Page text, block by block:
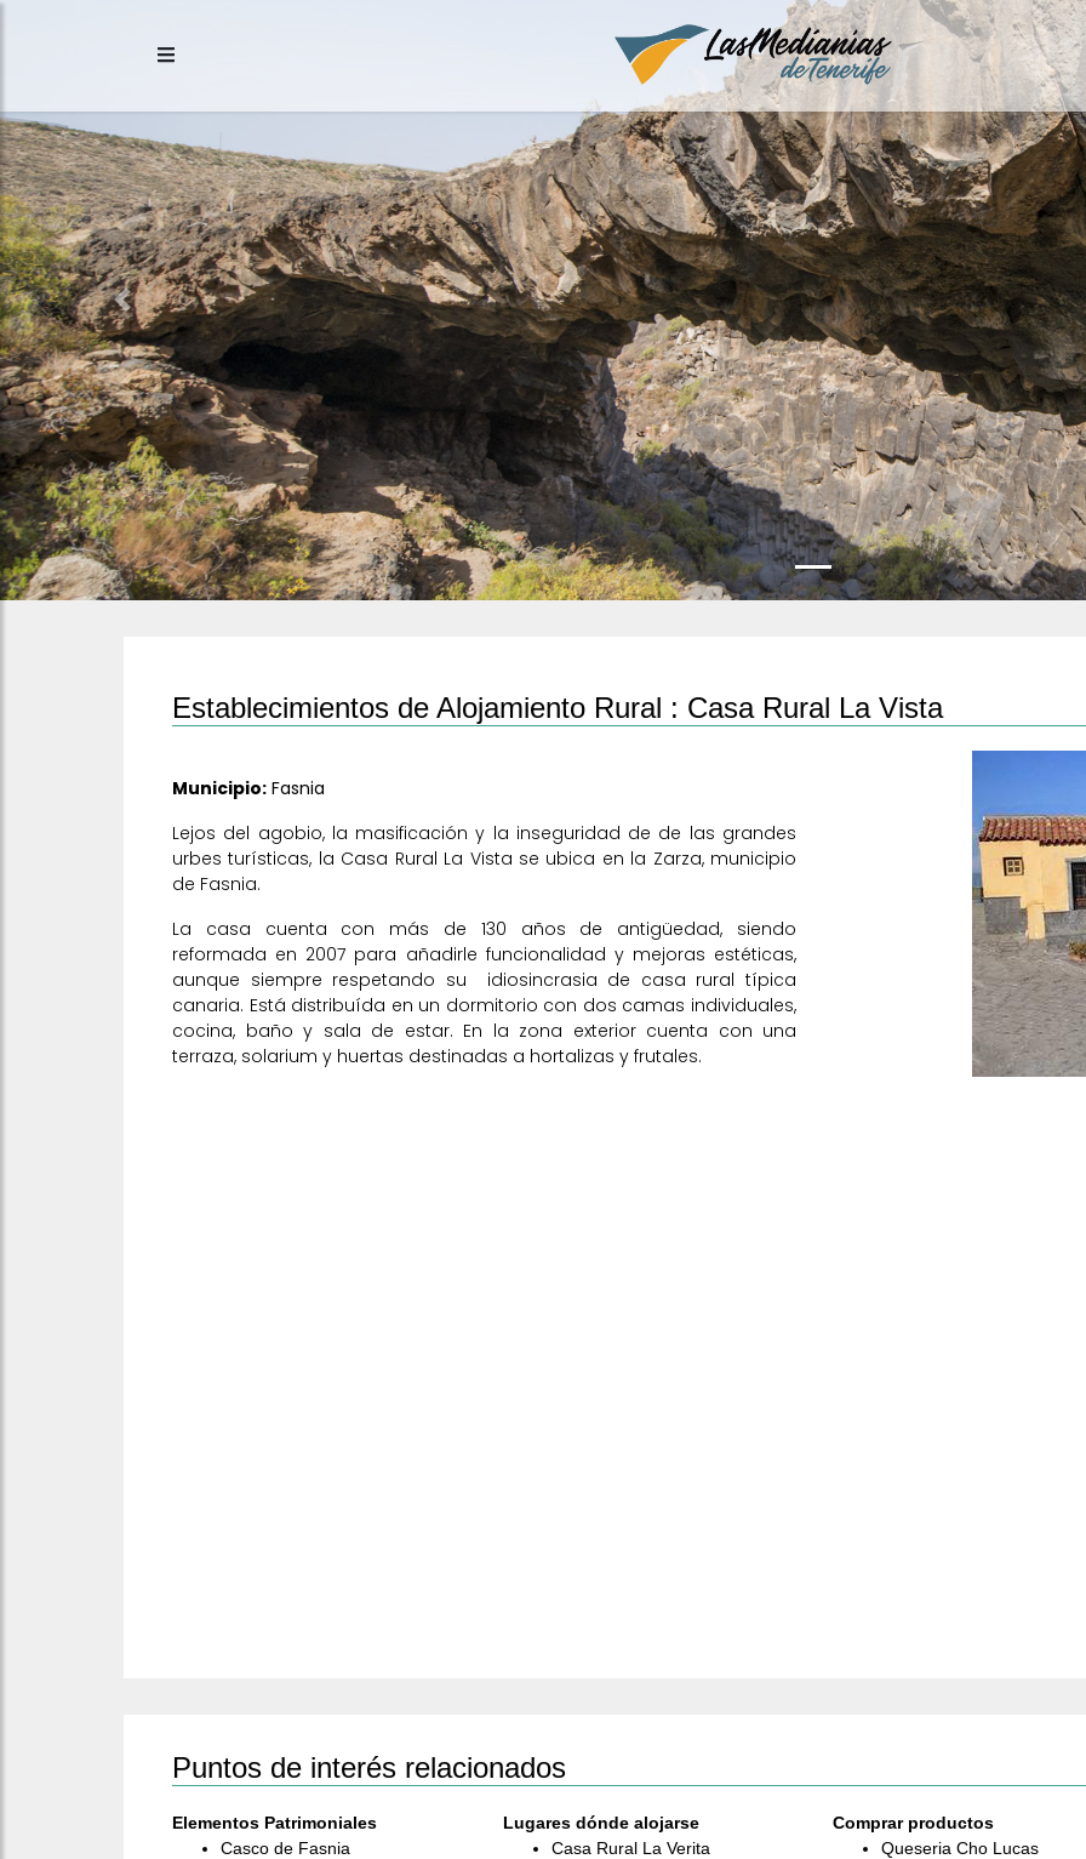
Previous
Establecimientos de Alojamiento Rural : Casa Rural La Vista
Municipio: Fasnia
Lejos del agobio, la masificación y la inseguridad de de las grandes
urbes turísticas, la Casa Rural La Vista se ubica en la Zarza, municipio
de Fasnia.
La casa cuenta con más de 130 años de antigüedad, siendo
reformada en 2007 para añadirle funcionalidad y mejoras estéticas,
aunque siempre respetando su idiosincrasia de casa rural típica
canaria. Está distribuída en un dormitorio con dos camas individuales,
cocina, baño y sala de estar. En la zona exterior cuenta con una
terraza, solarium y huertas destinadas a hortalizas y frutales.
Puntos de interés relacionados
Elementos Patrimoniales
Casco de Fasnia
Lugares dónde alojarse
Casa Rural La Verita
Comprar productos
Queseria Cho Lucas